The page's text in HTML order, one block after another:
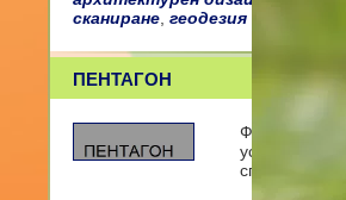
сканиране ,геодезия
ПЕНТАГОН
Фирма
услуги и
сгради и